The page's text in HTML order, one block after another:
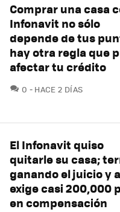
Comprar una casa
Infonavit no sólo
depende de tus
hay otra regla que
afectar tu crédito
0 COMENTARIOS
HACE 2 DÍAS
El Infonavit quiso
quitarle su casa;
ganando el juicio y
exige casi 200,000
en compensación